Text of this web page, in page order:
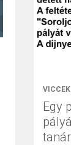
VICCEK
Egy